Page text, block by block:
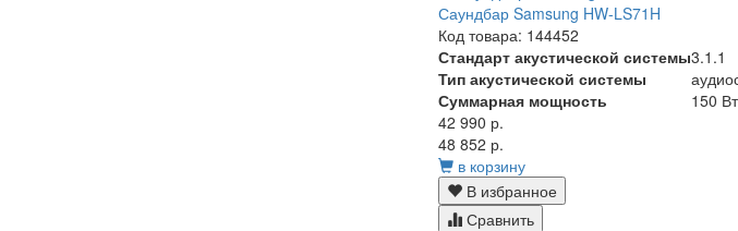
Саундбар Samsung HW-LS71H
Код товара: 144452
Стандарт акустической системы3.1.1
Тип акустической системы
Суммарная мощность
150 Вт
42 990 р.
48 852 р.
в корзину
В избранное
Сравнить